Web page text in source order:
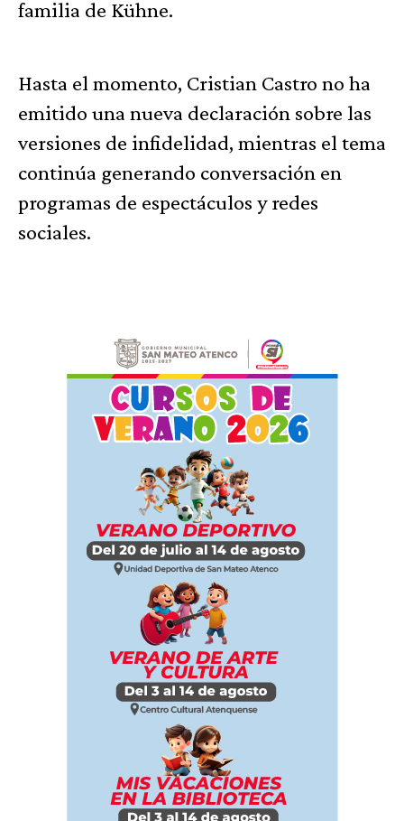
familia de Kühne.
Hasta el momento, Cristian Castro no ha
emitido una nueva declaración sobre las
versiones de infidelidad, mientras el tema
continúa generando conversación en
programas de espectáculos y redes
sociales.